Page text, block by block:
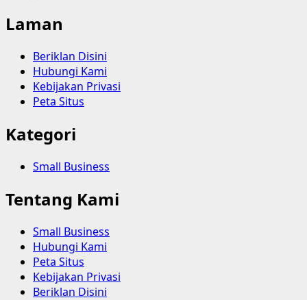
Laman
Beriklan Disini
Hubungi Kami
Kebijakan Privasi
Peta Situs
Kategori
Small Business
Tentang Kami
Small Business
Hubungi Kami
Peta Situs
Kebijakan Privasi
Beriklan Disini